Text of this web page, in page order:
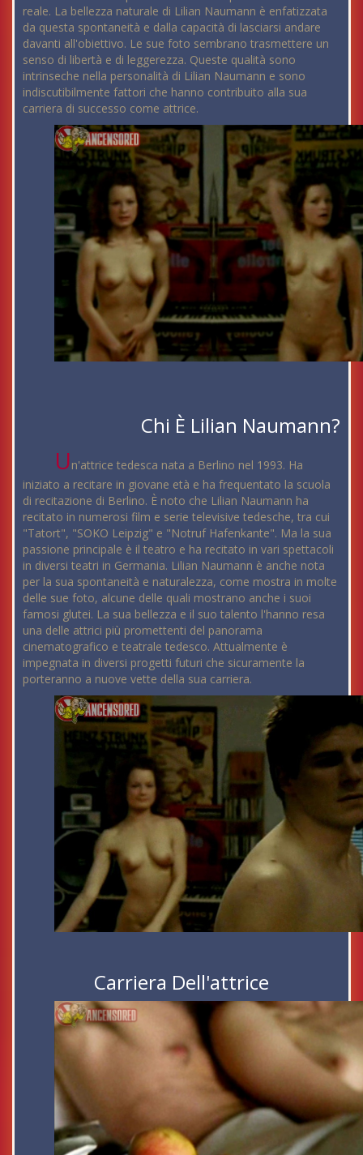
reale. La bellezza naturale di Lilian Naumann è enfatizzata
da questa spontaneità e dalla capacità di lasciarsi andare
davanti all'obiettivo. Le sue foto sembrano trasmettere un
senso di libertà e di leggerezza. Queste qualità sono
intrinseche nella personalità di Lilian Naumann e sono
indiscutibilmente fattori che hanno contribuito alla sua
carriera di successo come attrice.
Chi È Lilian Naumann?
Un'attrice tedesca nata a Berlino nel 1993. Ha
iniziato a recitare in giovane età e ha frequentato la scuola
di recitazione di Berlino. È noto che Lilian Naumann ha
recitato in numerosi film e serie televisive tedesche, tra cui
"Tatort", "SOKO Leipzig" e "Notruf Hafenkante". Ma la sua
passione principale è il teatro e ha recitato in vari spettacoli
in diversi teatri in Germania. Lilian Naumann è anche nota
per la sua spontaneità e naturalezza, come mostra in molte
delle sue foto, alcune delle quali mostrano anche i suoi
famosi glutei. La sua bellezza e il suo talento l'hanno resa
una delle attrici più promettenti del panorama
cinematografico e teatrale tedesco. Attualmente è
impegnata in diversi progetti futuri che sicuramente la
porteranno a nuove vette della sua carriera.
Carriera Dell'attrice